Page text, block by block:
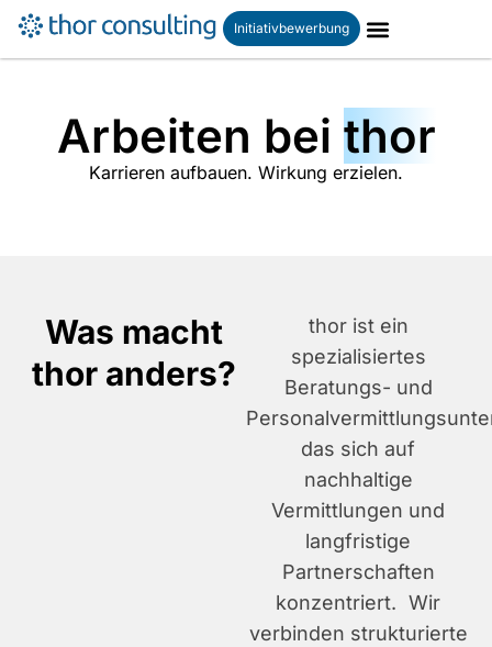
Initiativbewerbung
Arbeiten bei thor
Karrieren aufbauen. Wirkung erzielen.
Was macht
thor anders?
thor ist ein
spezialisiertes
Beratungs- und
das sich auf
nachhaltige
Vermittlungen und
langfristige
Partnerschaften
konzentriert. Wir
verbinden strukturierte